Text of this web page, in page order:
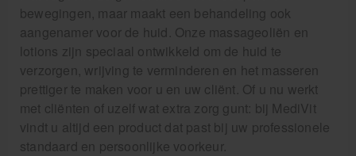
Massage, oliën en lotion
Zalven, crèmes, etherische olie
Massage accessoires
Massagetafels
Sportbraces
bewegingen, maar maakt een behandeling ook
aangenamer voor de huid. Onze massageoliën en
lotions zijn speciaal ontwikkeld om de huid te
verzorgen, wrijving te verminderen en het masseren
prettiger te maken voor u en uw cliënt. Of u nu werkt
met cliënten of uzelf wat extra zorg gunt: bij MediVit
vindt u altijd een product dat past bij uw professionele
standaard en persoonlijke voorkeur.